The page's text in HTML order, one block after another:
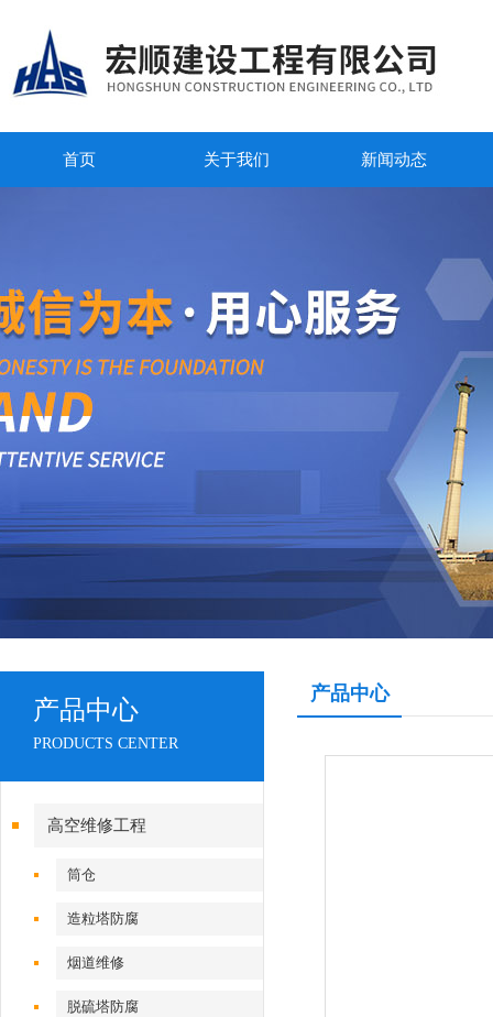
首页 关于我们 新闻动态
产品中心
PRODUCTS CENTER
高空维修工程
筒仓
造粒塔防腐
烟道维修
脱硫塔防腐
产品中心